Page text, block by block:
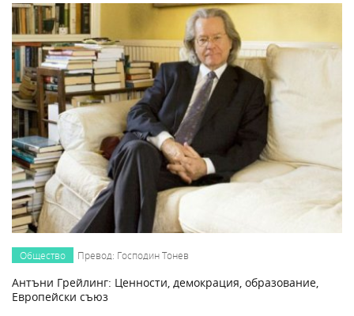
Общество Превод: Господин Тонев
Антъни Грейлинг: Ценности, демокрация, образование,
Европейски съюз